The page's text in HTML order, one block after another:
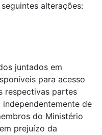
alterações:
juntados em
para acesso
respectivas partes
de
do Ministério
prejuízo da